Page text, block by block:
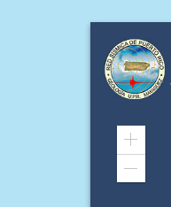
Zoom